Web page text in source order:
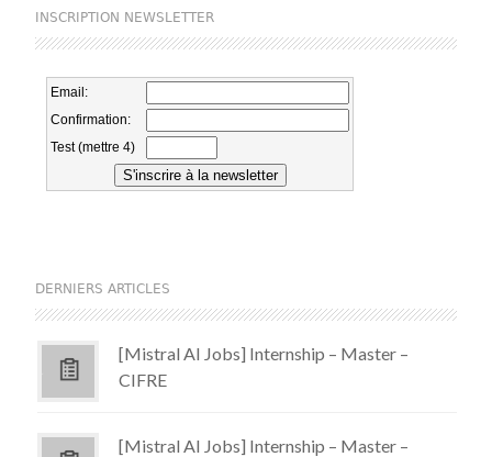
INSCRIPTION NEWSLETTER
DERNIERS ARTICLES
[Mistral AI Jobs] Internship – Master –
CIFRE
[Mistral AI Jobs] Internship – Master –